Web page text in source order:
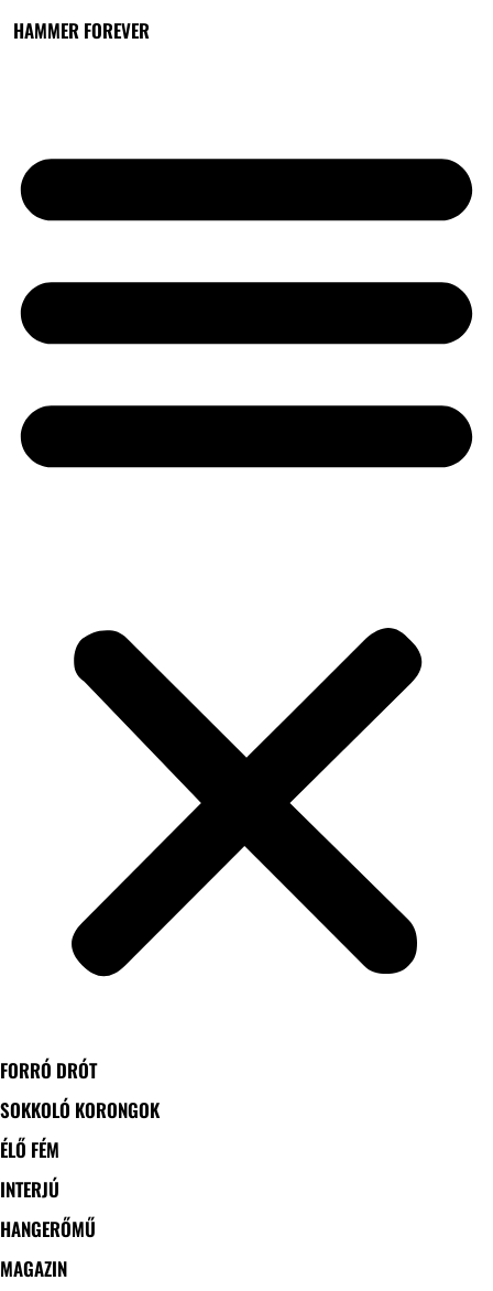
HAMMER FOREVER
FORRÓ DRÓT
SOKKOLÓ KORONGOK
ÉLŐ FÉM
INTERJÚ
HANGERŐMŰ
MAGAZIN